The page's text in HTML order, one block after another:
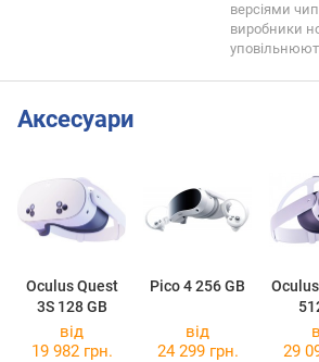
версіями
виробники
Аксесуари
Oculus Quest
3S 128 GB
Pico 4 256 GB
від
19 982 грн.
від
24 299 грн.
29